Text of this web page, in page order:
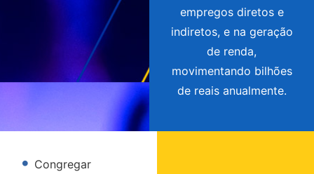
empregos diretos e
indiretos, e na geração
de renda,
movimentando bilhões
de reais anualmente.
• Congregar